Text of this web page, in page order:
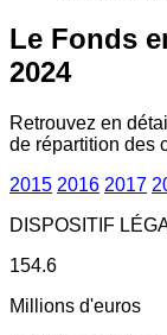
Le Fonds
2024
Retrouvez en
de répartition des
2015 2016 2017
DISPOSITIF
154.6
Millions d'euros